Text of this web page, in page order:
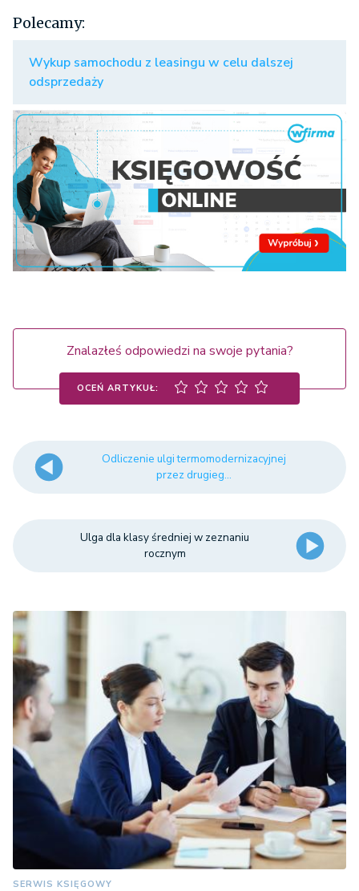
Polecamy:
Wykup samochodu z leasingu w celu dalszej
odsprzedaży
Znalazłeś odpowiedzi na swoje pytania?
OCEŃ ARTYKUŁ:
Odliczenie ulgi termomodernizacyjnej
przez drugieg...
Ulga dla klasy średniej w zeznaniu
rocznym
SERWIS KSIĘGOWY